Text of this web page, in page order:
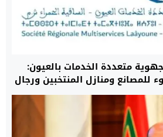
متعددة الخدمات بالعيون:
للمصانع ومنازل المنتخبين ورجال
الأعمال